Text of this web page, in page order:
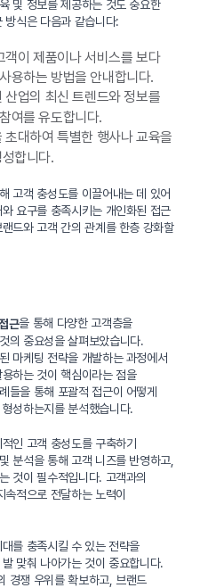
및 정보를 제공하는 것도 중요한
방식은 다음과 같습니다:
객이 제품이나 서비스를 보다
용하는 방법을 안내합니다.
산업의 최신 트렌드와 정보를
여를 유도합니다.
초대하여 특별한 행사나 교육을
합니다.
고객 충성도를 이끌어내는 데 있어
요구를 충족시키는 개인화된 접근
드와 고객 간의 관계를 한층 강화할
근을 통해 다양한 고객층을
의 중요성을 살펴보았습니다.
마케팅 전략을 개발하는 과정에서
하는 것이 핵심이라는 점을
들을 통해 포괄적 접근이 어떻게
성하는지를 분석했습니다.
인 고객 충성도를 구축하기
분석을 통해 고객 니즈를 반영하고,
것이 필수적입니다. 고객과의
적으로 전달하는 노력이
를 충족시킬 수 있는 전략을
맞춰 나아가는 것이 중요합니다.
경쟁 우위를 확보하고, 브랜드